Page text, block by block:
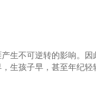
生不可逆转的影响。因
生孩子早，甚至年纪轻